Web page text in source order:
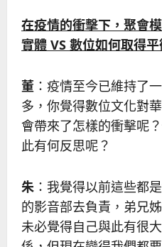
在疫情的衝擊下，聚會模
實體 VS 數位如何取得
董 ：疫情至今已維持了
多，你覺得數位文化對
會帶來了怎樣的衝擊呢
此有何反思呢？
朱 ：我覺得以前這些都
的影音部去負責，弟兄
未必覺得自己與此有很